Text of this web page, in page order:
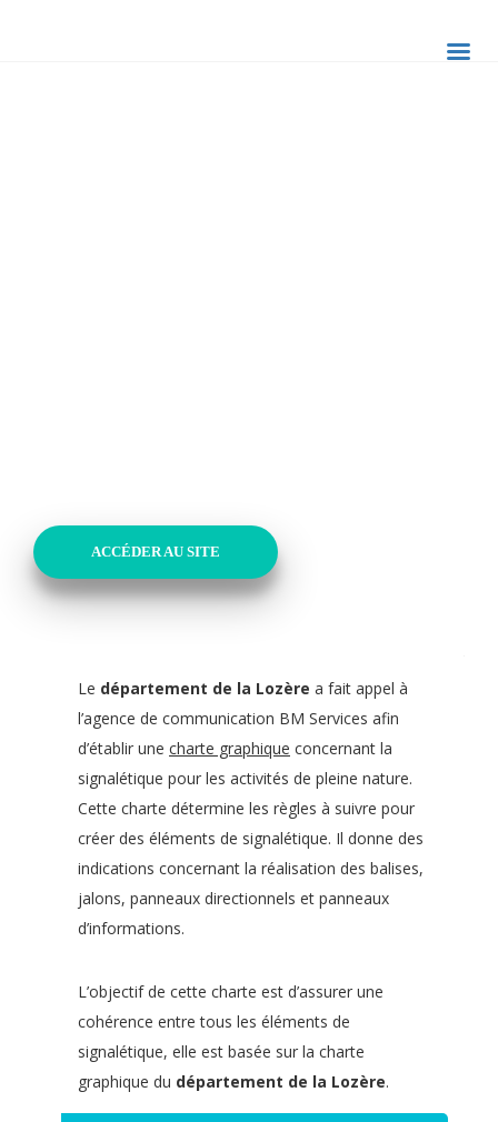
ACCÉDER AU SITE
Le département de la Lozère a fait appel à
l’agence de communication BM Services afin
d’établir une charte graphique concernant la
signalétique pour les activités de pleine nature.
Cette charte détermine les règles à suivre pour
créer des éléments de signalétique. Il donne des
indications concernant la réalisation des balises,
jalons, panneaux directionnels et panneaux
d’informations.
L’objectif de cette charte est d’assurer une
cohérence entre tous les éléments de
signalétique, elle est basée sur la charte
graphique du département de la Lozère.